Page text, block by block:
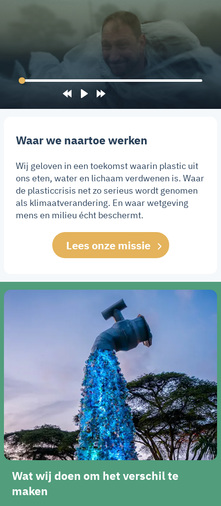
Waar we naartoe werken
Wij geloven in een toekomst waarin plastic uit
ons eten, water en lichaam verdwenen is. Waar
de plasticcrisis net zo serieus wordt genomen
als klimaatverandering. En waar wetgeving
mens en milieu écht beschermt.
Lees onze missie
Wat wij doen om het verschil te
maken